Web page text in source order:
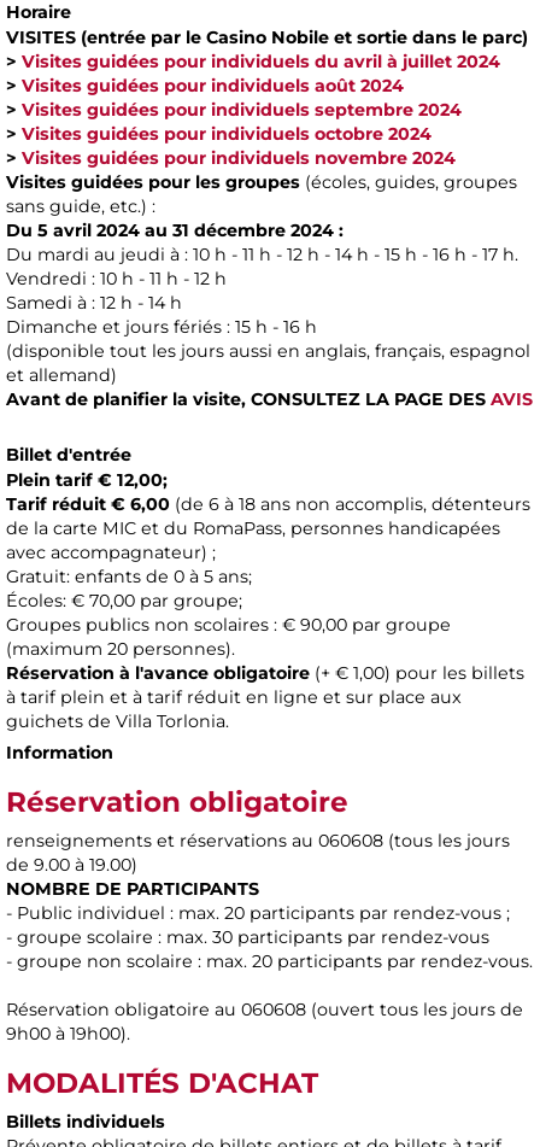
Horaire
VISITES (entrée par le Casino Nobile et sortie dans le parc)
> Visites guidées pour individuels du avril à juillet 2024
> Visites guidées pour individuels août 2024
> Visites guidées pour individuels septembre 2024
> Visites guidées pour individuels octobre 2024
> Visites guidées pour individuels novembre 2024
Visites guidées pour les groupes (écoles, guides, groupes
sans guide, etc.) :
Du 5 avril 2024 au 31 décembre 2024 :
Du mardi au jeudi à : 10 h - 11 h - 12 h - 14 h - 15 h - 16 h - 17 h.
Vendredi : 10 h - 11 h - 12 h
Samedi à : 12 h - 14 h
Dimanche et jours fériés : 15 h - 16 h
(disponible tout les jours aussi en anglais, français, espagnol
et allemand)
Avant de planifier la visite, CONSULTEZ LA PAGE DES AVIS
Billet d'entrée
Plein tarif € 12,00;
Tarif réduit € 6,00 (de 6 à 18 ans non accomplis, détenteurs
de la carte MIC et du RomaPass, personnes handicapées
avec accompagnateur) ;
Gratuit: enfants de 0 à 5 ans;
Écoles: € 70,00 par groupe;
Groupes publics non scolaires : € 90,00 par groupe
(maximum 20 personnes).
Réservation à l'avance obligatoire (+ € 1,00) pour les billets
à tarif plein et à tarif réduit en ligne et sur place aux
guichets de Villa Torlonia.
Information
Réservation obligatoire
renseignements et réservations au 060608 (tous les jours
de 9.00 à 19.00)
NOMBRE DE PARTICIPANTS
- Public individuel : max. 20 participants par rendez-vous ;
- groupe scolaire : max. 30 participants par rendez-vous
- groupe non scolaire : max. 20 participants par rendez-vous.
Réservation obligatoire au 060608 (ouvert tous les jours de
9h00 à 19h00).
MODALITÉS D'ACHAT
Billets individuels